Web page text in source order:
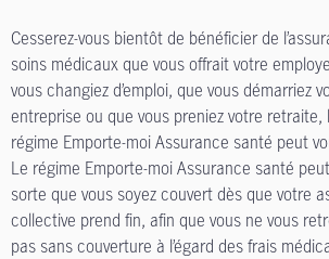
Cesserez-vous bientôt de bénéficier de
soins médicaux que vous offrait votre
vous changiez d’emploi, que vous démarriez
entreprise ou que vous preniez votre retraite,
régime Emporte-moi Assurance santé peut
Le régime Emporte-moi Assurance santé
sorte que vous soyez couvert dès que votre
collective prend fin, afin que vous ne vous
pas sans couverture à l’égard des frais